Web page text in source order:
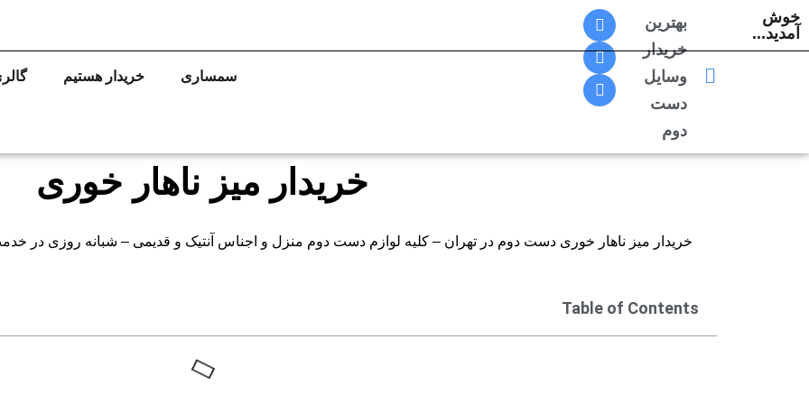
پرش
خوش
آمدید...
بهترین
خریدار
وسایل
دست
دوم
سمساری خریدار هستیم
خریدار میز ناهار خوری
خریدار میز ناهار خوری دست دوم در تهران – کلیه لوازم دست دوم منزل و اجناس آنتیک و قدیمی – شبانه روزی در خدمت شما هستیم
Table of Contents